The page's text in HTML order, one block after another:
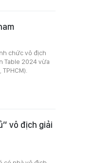
chức vô địch
Table 2024 vừa
vô địch giải